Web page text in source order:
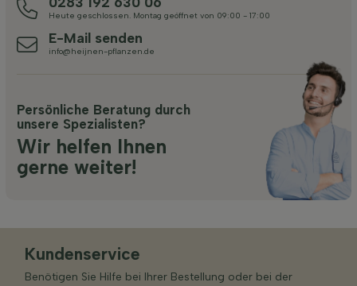
Heute geschlossen. Montag geöffnet von 09:00 - 17:00
E-Mail senden
info@heijnen-pflanzen.de
Persönliche Beratung durch
unsere Spezialisten?
Wir helfen Ihnen
gerne weiter!
Kundenservice
Benötigen Sie Hilfe bei Ihrer Bestellung oder bei der